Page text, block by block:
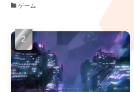
ゲーム